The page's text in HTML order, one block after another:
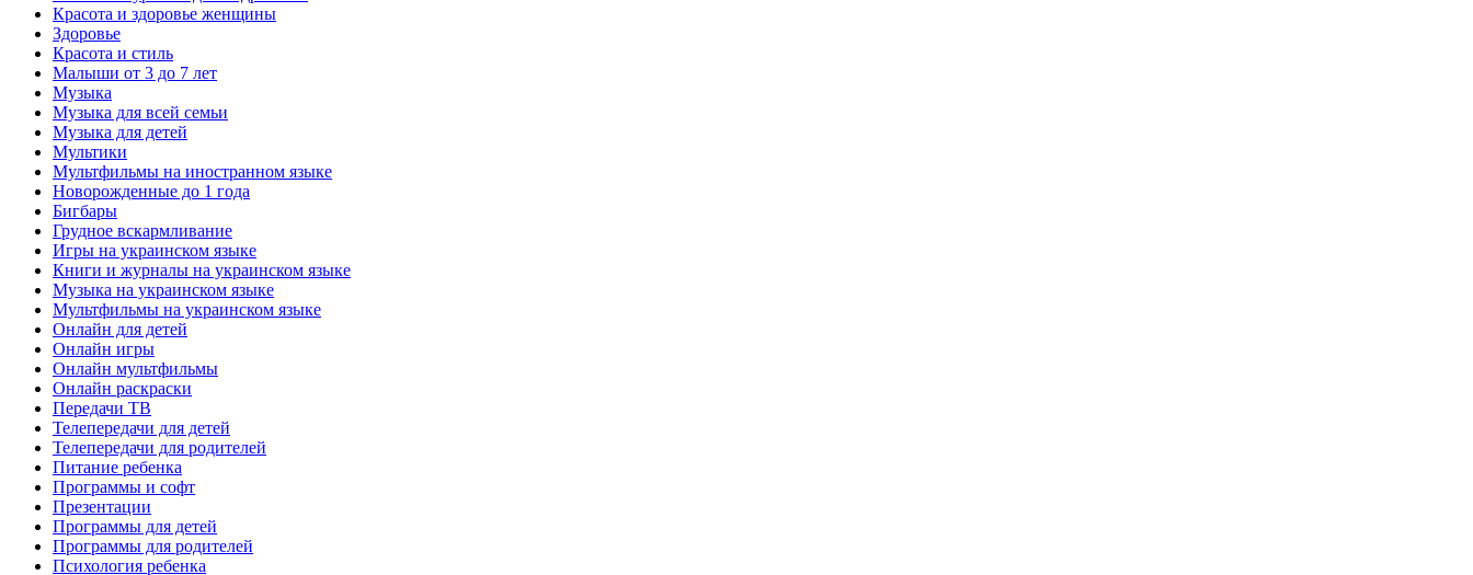
Красота и здоровье женщины
Здоровье
Красота и стиль
Малыши от 3 до 7 лет
Музыка
Музыка для всей семьи
Музыка для детей
Мультики
Мультфильмы на иностранном языке
Новорожденные до 1 года
Бигбары
Грудное вскармливание
Игры на украинском языке
Книги и журналы на украинском языке
Музыка на украинском языке
Мультфильмы на украинском языке
Онлайн для детей
Онлайн игры
Онлайн мультфильмы
Онлайн раскраски
Передачи ТВ
Телепередачи для детей
Телепередачи для родителей
Питание ребенка
Программы и софт
Презентации
Программы для детей
Программы для родителей
Психология ребенка